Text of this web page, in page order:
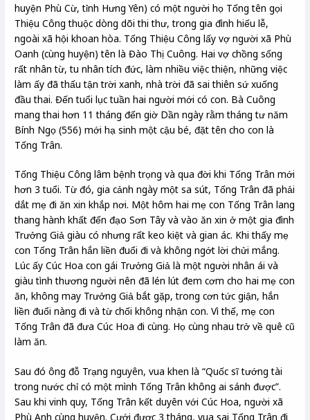
huyện Phù Cừ, tỉnh Hưng Yên) có một người họ Tống tên gọi
Thiệu Công thuộc dòng dõi thi thư, trong gia đình hiếu lễ,
ngoài xã hội khoan hòa. Tống Thiệu Công lấy vợ người xã Phù
Oanh (cùng huyện) tên là Đào Thị Cuông. Hai vợ chồng sống
rất nhân từ, tu nhân tích đức, làm nhiều việc thiện, những việc
làm ấy đã thấu tận trời xanh, nhà trời đã sai thiên sứ xuống
đầu thai. Đến tuổi lục tuần hai người mới có con. Bà Cuông
mang thai hơn 11 tháng đến giờ Dần ngày rằm tháng tư năm
Bính Ngọ (556) mới hạ sinh một cậu bé, đặt tên cho con là
Tống Trân.
Tống Thiệu Công lâm bệnh trọng và qua đời khi Tống Trân mới
hơn 3 tuổi. Từ đó, gia cảnh ngày một sa sút, Tống Trân đã phải
dắt mẹ đi ăn xin khắp nơi. Một hôm hai mẹ con Tống Trân lang
thang hành khất đến đạo Sơn Tây và vào ăn xin ở một gia đình
Trưởng Giả giàu có nhưng rất keo kiệt và gian ác. Khi thấy mẹ
con Tống Trân hắn liền đuổi đi và không ngớt lời chửi mắng.
Lúc ấy Cúc Hoa con gái Trưởng Giả là một người nhân ái và
giàu tình thương người nên đã lén lút đem cơm cho hai mẹ con
ăn, không may Trưởng Giả bắt gặp, trong cơn tức giận, hắn
liền đuổi nàng đi và từ chối không nhận con. Vì thế, mẹ con
Tống Trân đã đưa Cúc Hoa đi cùng. Họ cùng nhau trở về quê cũ
làm ăn.
Sau đó ông đỗ Trạng nguyên, vua khen là “Quốc sĩ tướng tài
trong nước chỉ có một mình Tống Trân không ai sánh được”.
Sau khi vinh quy, Tống Trân kết duyên với Cúc Hoa, người xã
Phù Anh cùng huyện. Cưới được 3 tháng, vua sai Tống Trân đi